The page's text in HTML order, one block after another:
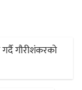
गौरीशंकरको